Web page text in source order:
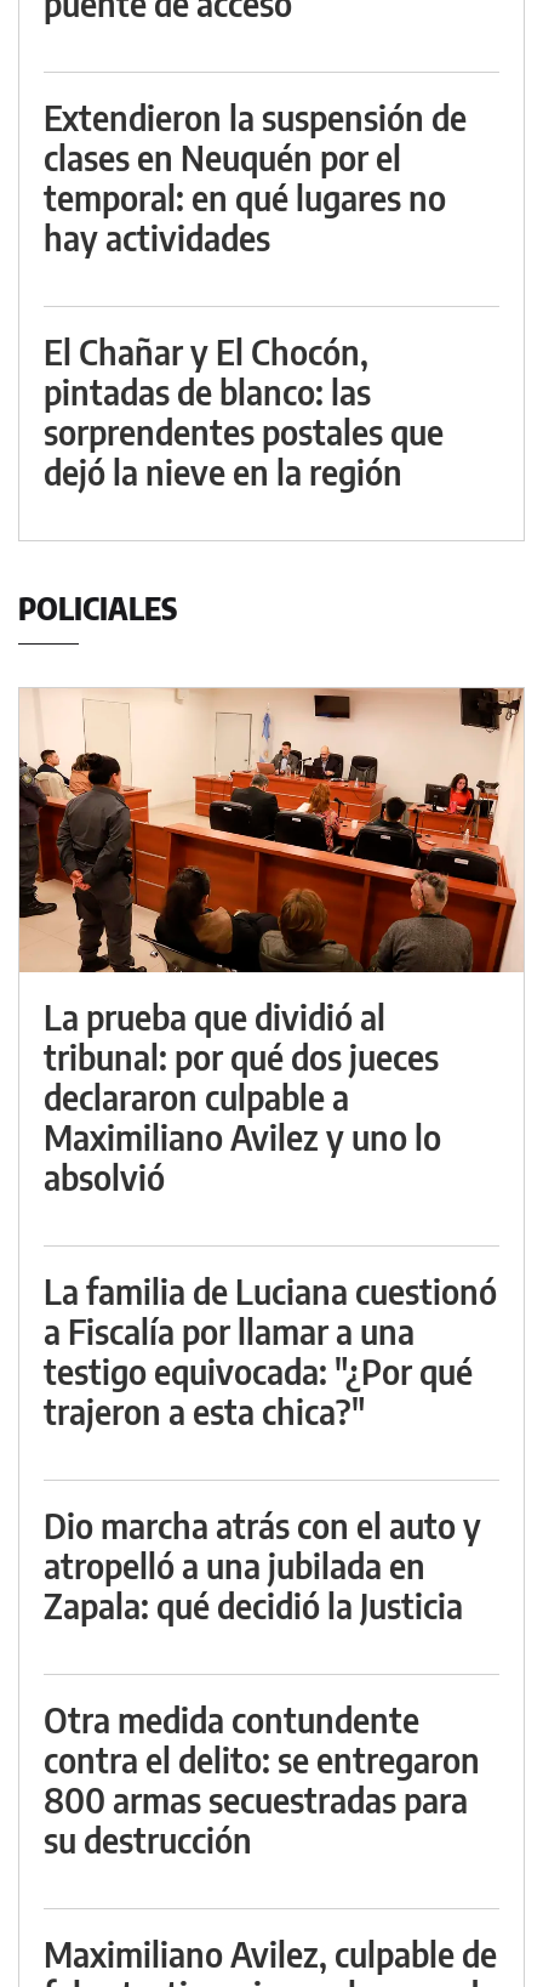
Extendieron la suspensión de
clases en Neuquén por el
temporal: en qué lugares no
hay actividades
El Chañar y El Chocón,
pintadas de blanco: las
sorprendentes postales que
dejó la nieve en la región
POLICIALES
La prueba que dividió al
tribunal: por qué dos jueces
declararon culpable a
Maximiliano Avilez y uno lo
absolvió
La familia de Luciana cuestionó
a Fiscalía por llamar a una
testigo equivocada: "¿Por qué
trajeron a esta chica?"
Dio marcha atrás con el auto y
atropelló a una jubilada en
Zapala: qué decidió la Justicia
Otra medida contundente
contra el delito: se entregaron
800 armas secuestradas para
su destrucción
Maximiliano Avilez, culpable de